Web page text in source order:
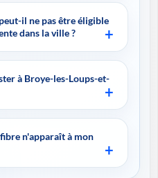
il ne pas être éligible
dans la ville ?
à Broye-les-Loups-et-
n'apparaît à mon